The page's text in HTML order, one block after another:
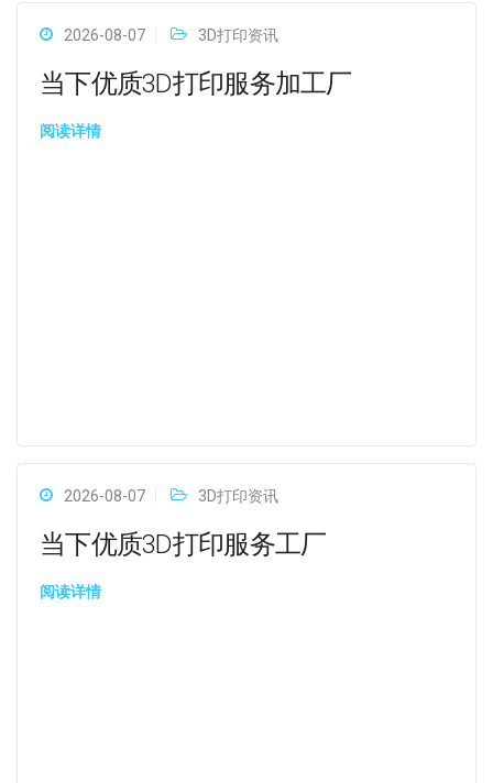
2026-08-07 3D打印资讯
当下优质3D打印服务加工厂
阅读详情
2026-08-07 3D打印资讯
当下优质3D打印服务工厂
阅读详情